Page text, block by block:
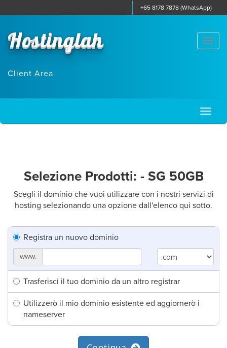
+65 8178 7878 (WhatsApp)
Hostinglah
Client Area
Selezione Prodotti: - SG 50GB
Scegli il dominio che vuoi utilizzare con i nostri servizi di
hosting selezionando una opzione dall'elenco qui sotto.
Registra un nuovo dominio
www.
Trasferisci il tuo dominio da un altro registrar
Utilizzerò il mio dominio esistente ed aggiornerò i
nameserver